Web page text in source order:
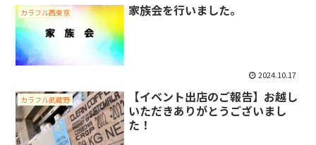
カラフル西東京 家族会を行いました。
2024.10.17
カラフル武蔵野
【イベント出店のご報告】お越し
いただきありがとうございまし
た！